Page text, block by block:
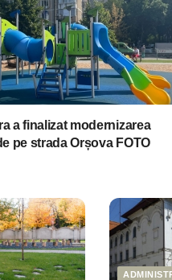
a finalizat modernizarea
pe strada Orșova FOTO